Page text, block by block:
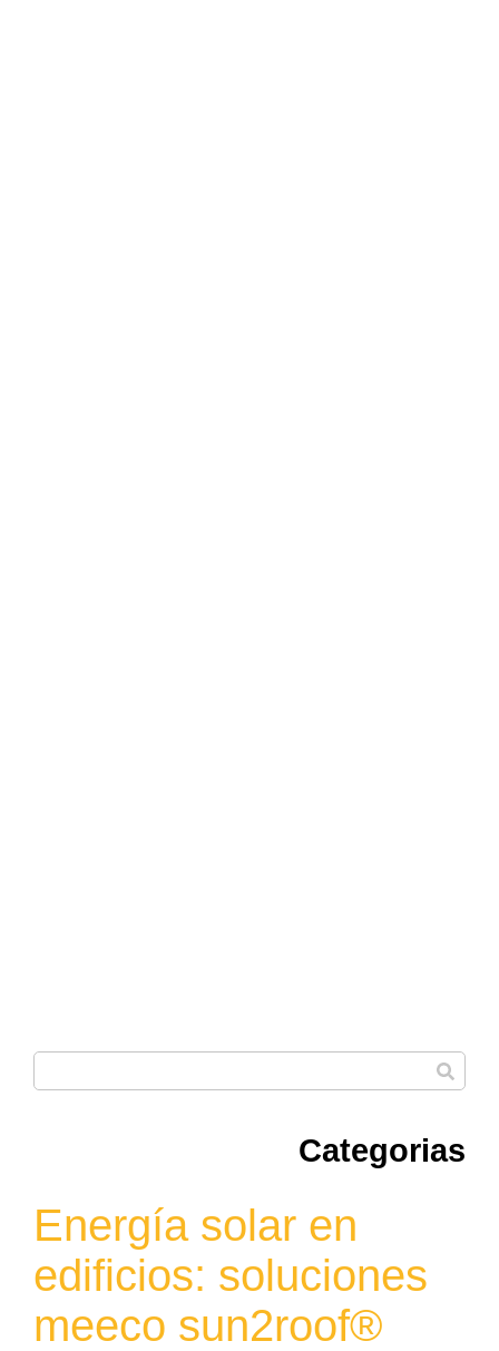
Energía solar en
edificios: soluciones
meeco sun2roof®
Categorias